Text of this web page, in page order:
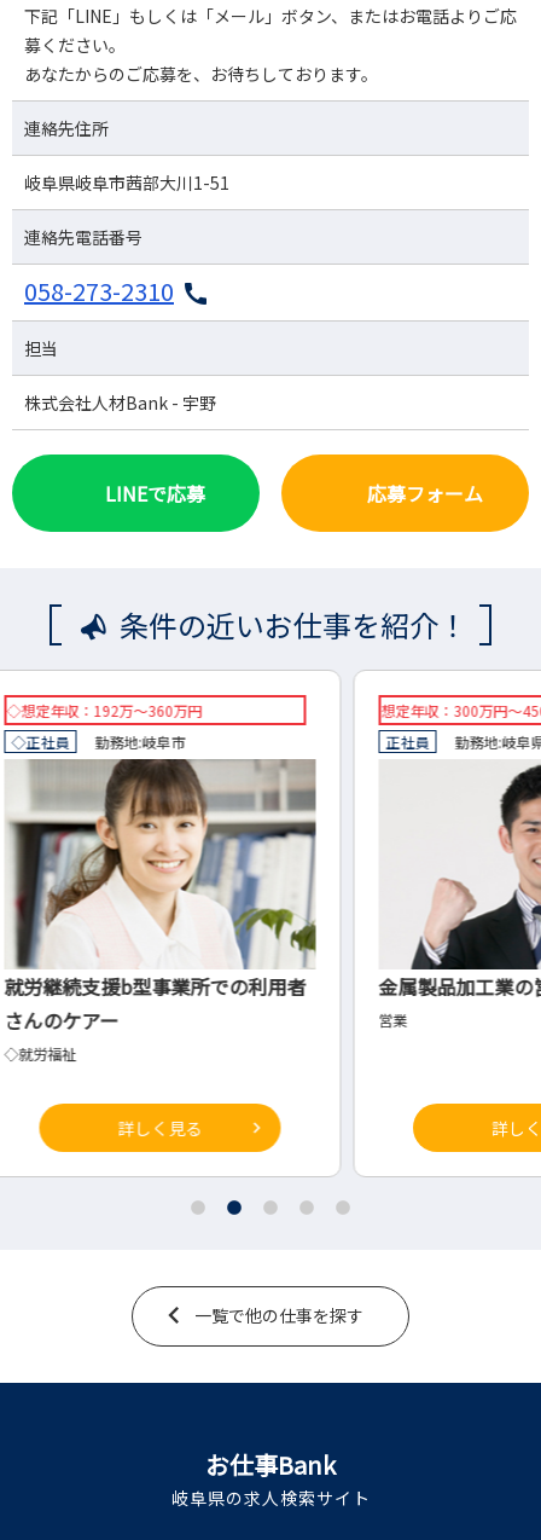
下記「LINE」もしくは「メール」ボタン、またはお電話よりご応
募ください。
あなたからのご応募を、お待ちしております。
連絡先住所
岐阜県岐阜市茜部大川1-51
連絡先電話番号
058-273-2310
担当
株式会社人材Bank - 宇野
LINEで応募 応募フォーム
条件の近いお仕事を紹介！
者
想定年収：300万円～450万円
正社員
金属製品加工業の営業
営業
詳しく見る
想定年
正社員
各種
一覧で他の仕事を探す
お仕事Bank
岐阜県の求人検索サイト